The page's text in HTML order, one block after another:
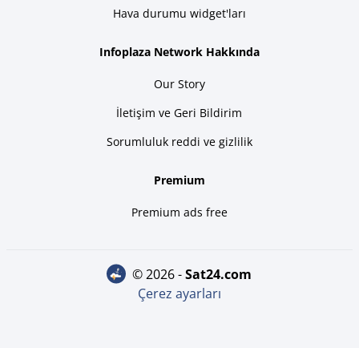
Hava durumu widget'ları
Infoplaza Network Hakkında
Our Story
İletişim ve Geri Bildirim
Sorumluluk reddi ve gizlilik
Premium
Premium ads free
© 2026 - sat24.com
Çerez ayarları